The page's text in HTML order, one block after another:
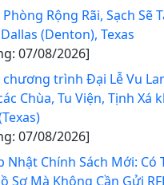
Rộng Rãi, Sạch Sẽ
(Denton), Texas
07/08/2026]
trình Đại Lễ Vu
Chùa, Tu Viện, Tịnh Xá
07/08/2026]
Nhật Chính Sách Mới: Có
Sơ Mà Không Cần Gửi